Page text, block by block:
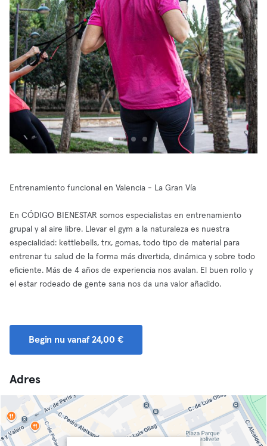
Entrenamiento funcional en Valencia - La Gran Vía
En CÓDIGO BIENESTAR somos especialistas en entrenamiento
grupal y al aire libre. Llevar el gym a la naturaleza es nuestra
especialidad: kettlebells, trx, gomas, todo tipo de material para
entrenar tu salud de la forma más divertida, dinámica y sobre todo
eficiente. Más de 4 años de experiencia nos avalan. El buen rollo y
el estar rodeado de gente sana nos da una valor añadido.
Begin nu vanaf 24,00 €
Adres